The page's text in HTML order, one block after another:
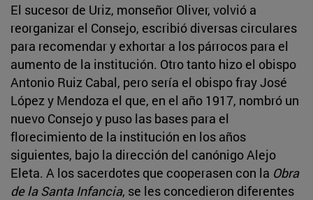
El sucesor de Uriz, monseñor Oliver, volvió a
reorganizar el Consejo, escribió diversas circulares
para recomendar y exhortar a los párrocos para el
aumento de la institución. Otro tanto hizo el obispo
Antonio Ruiz Cabal, pero sería el obispo fray José
López y Mendoza el que, en el año 1917, nombró un
nuevo Consejo y puso las bases para el
florecimiento de la institución en los años
siguientes, bajo la dirección del canónigo Alejo
Eleta. A los sacerdotes que cooperasen con la Obra
de la Santa Infancia, se les concedieron diferentes